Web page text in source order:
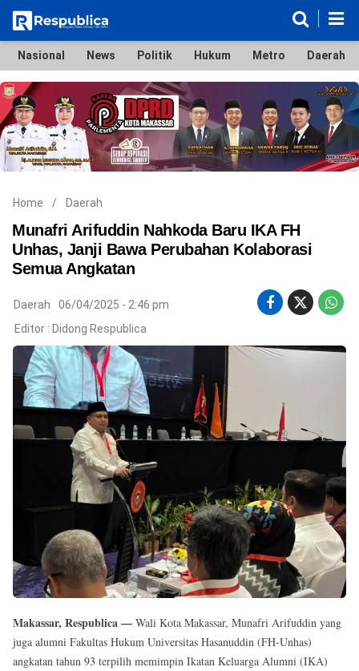
Nasional
News
Politik
Hukum
Metro
Daerah
Ekonomi & Bisnis
Lifestyle
Otomotif
Bola & Sport
Edukasi
Tokoh
Hiburan
2026
.
Right
Reserved
Nasional News Politik Hukum Metro Daerah
Home / Daerah
Munafri Arifuddin Nahkoda Baru IKA FH
Unhas, Janji Bawa Perubahan Kolaborasi
Semua Angkatan
Daerah
06/04/2025 - 2:46 pm
Editor : Didong Respublica
Makassar, Respublica — Wali Kota Makassar, Munafri Arifuddin yang
juga alumni Fakultas Hukum Universitas Hasanuddin (FH-Unhas)
angkatan tahun 93 terpilih memimpin Ikatan Keluarga Alumni (IKA)